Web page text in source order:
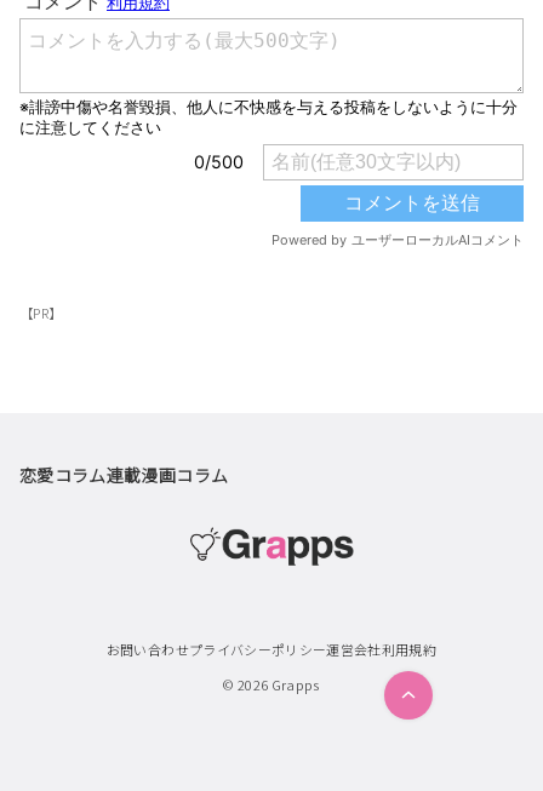
【PR】
恋愛コラム連載漫画コラム
お問い合わせプライバシーポリシー運営会社利用規約
© 2026 Grapps